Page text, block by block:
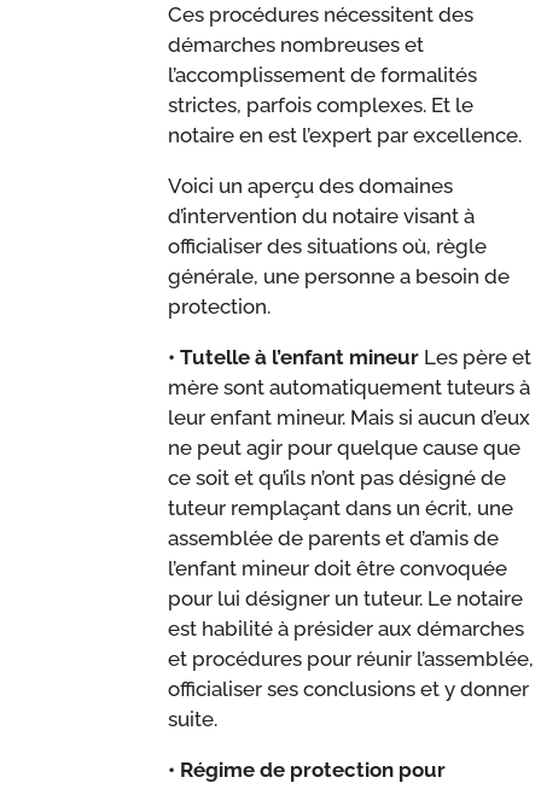
Ces procédures nécessitent des
démarches nombreuses et
l’accomplissement de formalités
strictes, parfois complexes. Et le
notaire en est l’expert par excellence.
Voici un aperçu des domaines
d’intervention du notaire visant à
officialiser des situations où, règle
générale, une personne a besoin de
protection.
• Tutelle à l’enfant mineur Les père et
mère sont automatiquement tuteurs à
leur enfant mineur. Mais si aucun d’eux
ne peut agir pour quelque cause que
ce soit et qu’ils n’ont pas désigné de
tuteur remplaçant dans un écrit, une
assemblée de parents et d’amis de
l’enfant mineur doit être convoquée
pour lui désigner un tuteur. Le notaire
est habilité à présider aux démarches
et procédures pour réunir l’assemblée,
officialiser ses conclusions et y donner
suite.
• Régime de protection pour